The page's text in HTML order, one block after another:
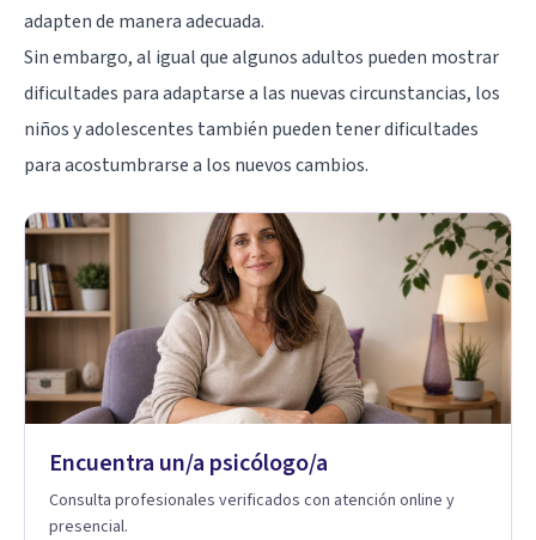
adapten de manera adecuada.
Sin embargo, al igual que algunos adultos pueden mostrar
dificultades para adaptarse a las nuevas circunstancias, los
niños y adolescentes también pueden tener dificultades
para acostumbrarse a los nuevos cambios.
Encuentra un/a psicólogo/a
Consulta profesionales verificados con atención online y
presencial.